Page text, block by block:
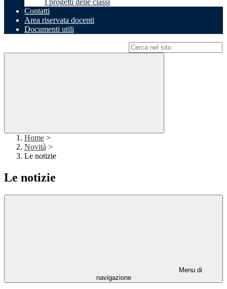
I progetti delle classi
Contatti
Area riservata docenti
Documenti utili
Home >
Novità >
Le notizie
Le notizie
Menu di
navigazione